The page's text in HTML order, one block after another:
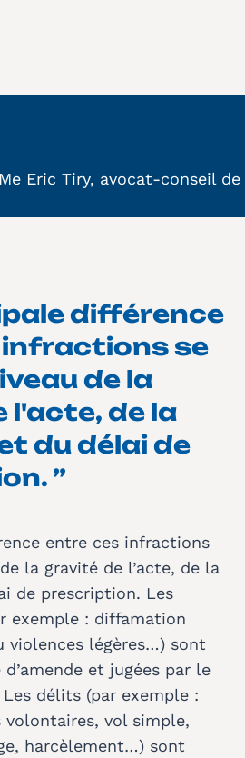
Me Eric Tiry, avocat-conseil
différence
se
de la
l'acte, de la
du délai de
”
entre ces infractions
la gravité de l’acte, de la
de prescription. Les
exemple : diffamation
violences légères…) sont
d’amende et jugées par le
délits (par exemple :
volontaires, vol simple,
harcèlement…) sont